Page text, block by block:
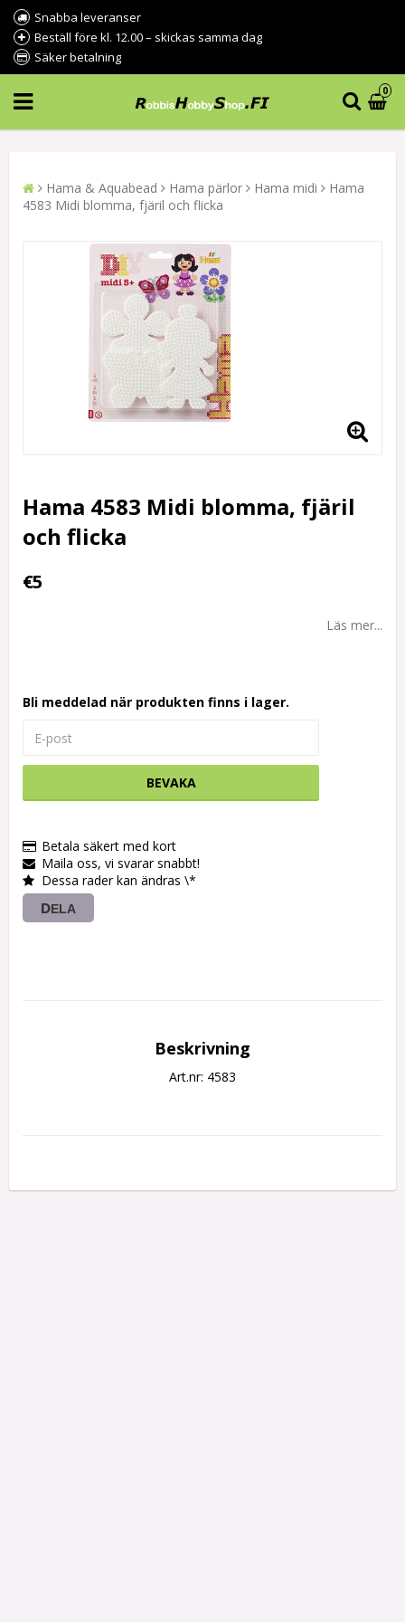
Snabba leveranser
Beställ före kl. 12.00 – skickas samma dag
Säker betalning
0
Hama & Aquabead Hama pärlor Hama midi
Hama
4583 Midi blomma, fjäril och flicka
Hama 4583 Midi blomma, fjäril
och flicka
€5
Läs mer...
Bli meddelad när produkten finns i lager.
BEVAKA
Betala säkert med kort
Maila oss, vi svarar snabbt!
Dessa rader kan ändras \*
DELA
Beskrivning
Art.nr: 4583